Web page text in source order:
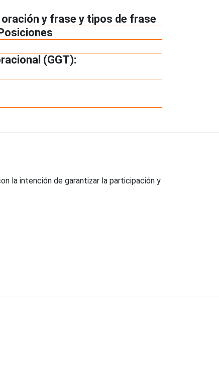
y frase y tipos de frase
(GGT):
la intención de garantizar la participación y